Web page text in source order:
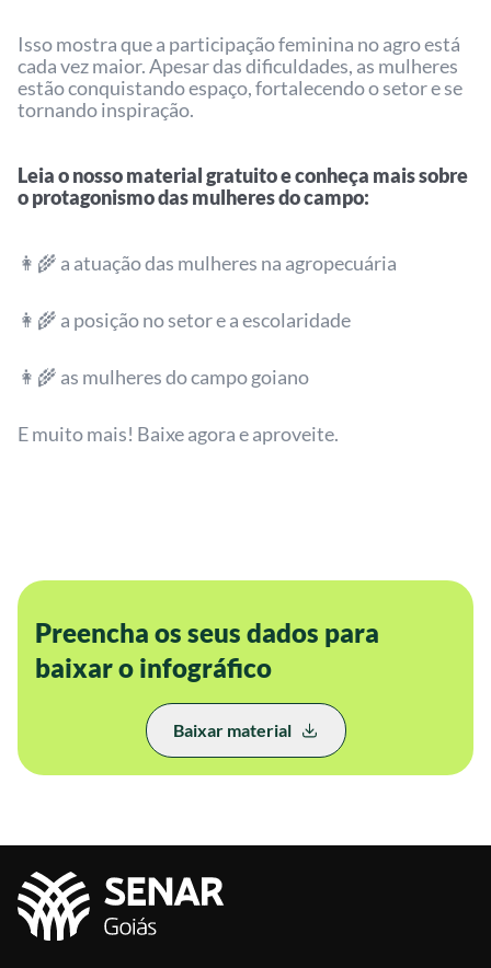
Isso mostra que a participação feminina no agro está
cada vez maior. Apesar das dificuldades, as mulheres
estão conquistando espaço, fortalecendo o setor e se
tornando inspiração.
Leia o nosso material gratuito e conheça mais sobre
o protagonismo das mulheres do campo:
👩‍🌾 a atuação das mulheres na agropecuária
👩‍🌾 a posição no setor e a escolaridade
👩‍🌾 as mulheres do campo goiano
E muito mais! Baixe agora e aproveite.
Preencha os seus dados para
baixar o infográfico
Baixar material